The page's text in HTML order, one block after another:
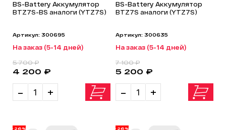
BS-Battery Аккумулятор
BTZ7S-BS аналоги (YTZ7S)
Артикул: 300695
На заказ (5-14 дней)
- +
4 200 ₽
5 700 ₽
BS-Battery Аккумулятор
BTZ7S аналоги (YTZ7S)
Артикул: 300635
На заказ (5-14 дней)
- +
5 200 ₽
7 100 ₽
-26% -26%